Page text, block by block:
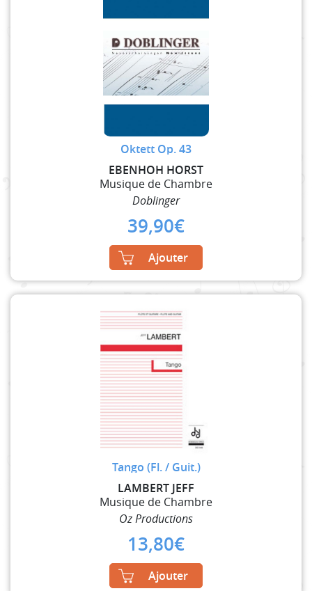
Oktett Op. 43
EBENHOH HORST
Musique de Chambre
Doblinger
39,90€
Ajouter
Tango (Fl. / Guit.)
LAMBERT JEFF
Musique de Chambre
Oz Productions
13,80€
Ajouter